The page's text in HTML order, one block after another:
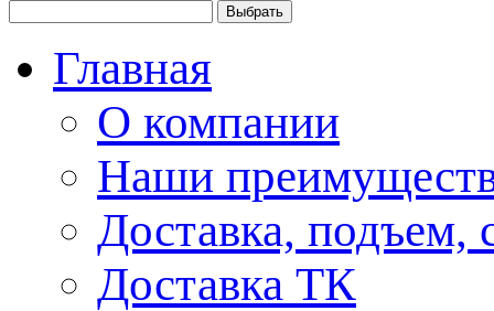
Главная
О компании
Наши
Доставка, подъем,
Доставка ТК